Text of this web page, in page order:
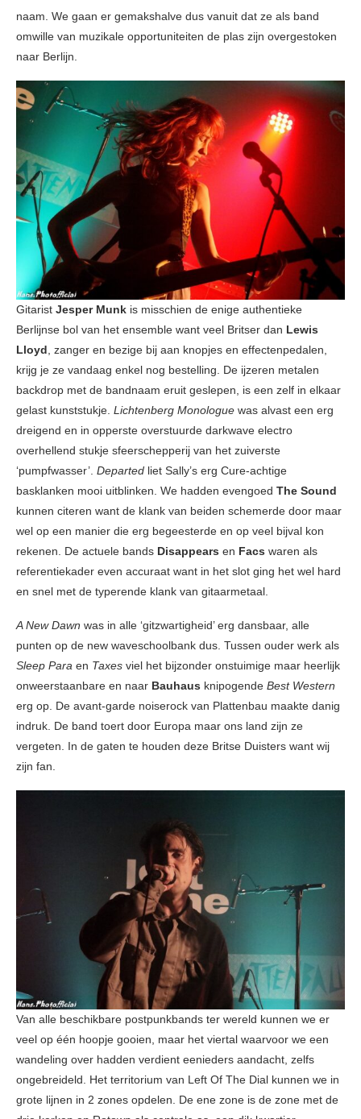
naam. We gaan er gemakshalve dus vanuit dat ze als band
omwille van muzikale opportuniteiten de plas zijn overgestoken
naar Berlijn.
Gitarist Jesper Munk is misschien de enige authentieke
Berlijnse bol van het ensemble want veel Britser dan Lewis
Lloyd, zanger en bezige bij aan knopjes en effectenpedalen,
krijg je ze vandaag enkel nog bestelling. De ijzeren metalen
backdrop met de bandnaam eruit geslepen, is een zelf in elkaar
gelast kunststukje. Lichtenberg Monologue was alvast een erg
dreigend en in opperste overstuurde darkwave electro
overhellend stukje sfeerschepperij van het zuiverste
‘pumpfwasser’. Departed liet Sally’s erg Cure-achtige
basklanken mooi uitblinken. We hadden evengoed The Sound
kunnen citeren want de klank van beiden schemerde door maar
wel op een manier die erg begeesterde en op veel bijval kon
rekenen. De actuele bands Disappears en Facs waren als
referentiekader even accuraat want in het slot ging het wel hard
en snel met de typerende klank van gitaarmetaal.
A New Dawn was in alle ‘gitzwartigheid’ erg dansbaar, alle
punten op de new waveschoolbank dus. Tussen ouder werk als
Sleep Para en Taxes viel het bijzonder onstuimige maar heerlijk
onweerstaanbare en naar Bauhaus knipogende Best Western
erg op. De avant-garde noiserock van Plattenbau maakte danig
indruk. De band toert door Europa maar ons land zijn ze
vergeten. In de gaten te houden deze Britse Duisters want wij
zijn fan.
Van alle beschikbare postpunkbands ter wereld kunnen we er
veel op één hoopje gooien, maar het viertal waarvoor we een
wandeling over hadden verdient eenieders aandacht, zelfs
ongebreideld. Het territorium van Left Of The Dial kunnen we in
grote lijnen in 2 zones opdelen. De ene zone is de zone met de